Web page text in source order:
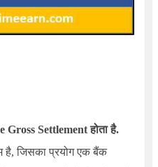
Gross Settlementहोता है.
है, जिसका प्रयोग एक बैंक